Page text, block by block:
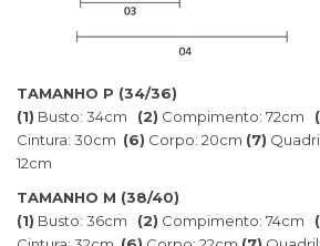
TAMANHO P (34/36)
(1) Busto: 34cm (2) Compimento: 72cm
Cintura: 30cm (6) Corpo: 20cm (7)
12cm
TAMANHO M (38/40)
(1) Busto: 36cm (2) Compimento: 74cm